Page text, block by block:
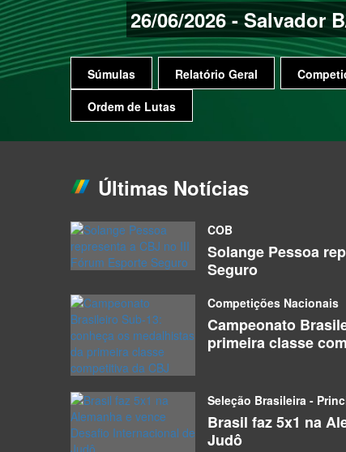
26/06/2026 - Salvador
Súmulas Relatório Geral
Ordem de Lutas
Últimas Notícias
COB
Solange Pessoa
Seguro
Competições Nacionais
Campeonato
primeira classe
Seleção Brasileira -
Brasil faz 5x1 na
Judô